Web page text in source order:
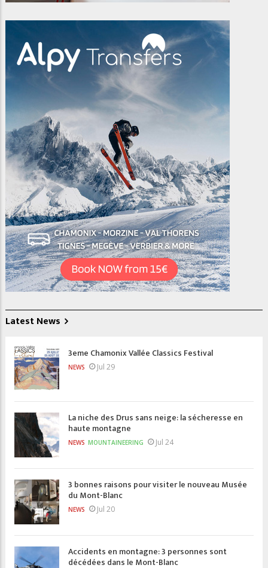
Latest News
3eme Chamonix Vallée Classics Festival
NEWS Jul 29
La niche des Drus sans neige: la sécheresse en
haute montagne
NEWS MOUNTAINEERING Jul 24
3 bonnes raisons pour visiter le nouveau Musée
du Mont-Blanc
NEWS Jul 20
Accidents en montagne: 3 personnes sont
décédées dans le Mont-Blanc